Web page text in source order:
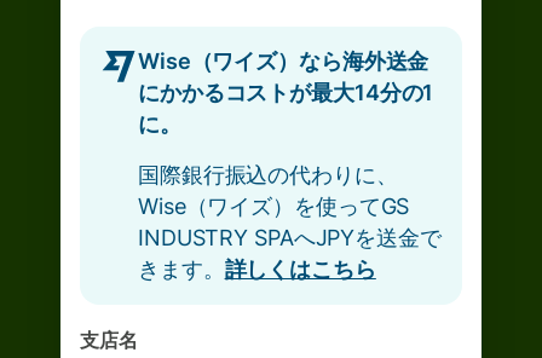
Wise（ワイズ）なら海外送金
にかかるコストが最大14分の1
に。
国際銀行振込の代わりに、
Wise（ワイズ）を使ってGS
INDUSTRY SPAへJPYを送金で
きます。 詳しくはこちら
支店名